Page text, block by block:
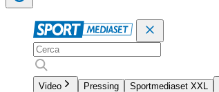
Video Pressing Sportmediaset XXL